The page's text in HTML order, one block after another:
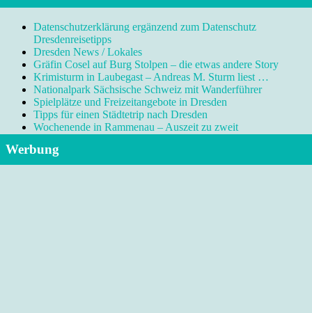
Datenschutzerklärung ergänzend zum Datenschutz
Dresdenreisetipps
Dresden News / Lokales
Gräfin Cosel auf Burg Stolpen – die etwas andere Story
Krimisturm in Laubegast – Andreas M. Sturm liest …
Nationalpark Sächsische Schweiz mit Wanderführer
Spielplätze und Freizeitangebote in Dresden
Tipps für einen Städtetrip nach Dresden
Wochenende in Rammenau – Auszeit zu zweit
Werbung